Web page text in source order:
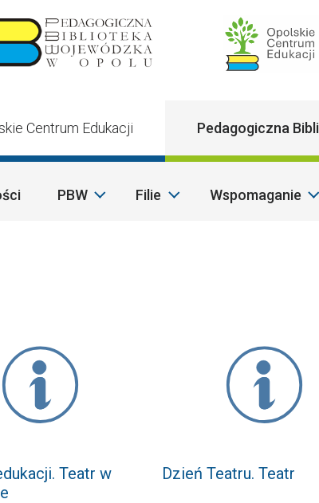
Centrum Edukacji Pedagogiczna
PBW Filie Wspomaganie
Teatr w
Dzień Teatru. Teatr